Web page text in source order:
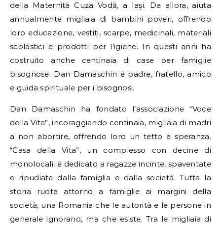
della Maternità Cuza Vodă, a Iași. Da allora, aiuta
annualmente migliaia di bambini poveri, offrendo
loro educazione, vestiti, scarpe, medicinali, materiali
scolastici e prodotti per l’igiene. In questi anni ha
costruito anche centinaia di case per famiglie
bisognose. Dan Damaschin è padre, fratello, amico
e guida spirituale per i bisognosi.
Dan Damaschin ha fondato l’associazione “Voce
della Vita”, incoraggiando centinaia, migliaia di madri
a non abortire, offrendo loro un tetto e speranza.
“Casa della Vita”, un complesso con decine di
monolocali, è dedicato a ragazze incinte, spaventate
e ripudiate dalla famiglia e dalla società. Tutta la
storia ruota attorno a famiglie ai margini della
società, una Romania che le autorità e le persone in
generale ignorano, ma che esiste. Tra le migliaia di